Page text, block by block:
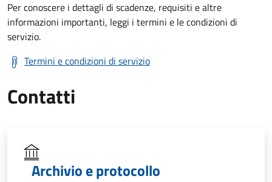
Per conoscere i dettagli di scadenze, requisiti e altre
informazioni importanti, leggi i termini e le condizioni di
servizio.
Termini e condizioni di servizio
Contatti
Archivio e protocollo